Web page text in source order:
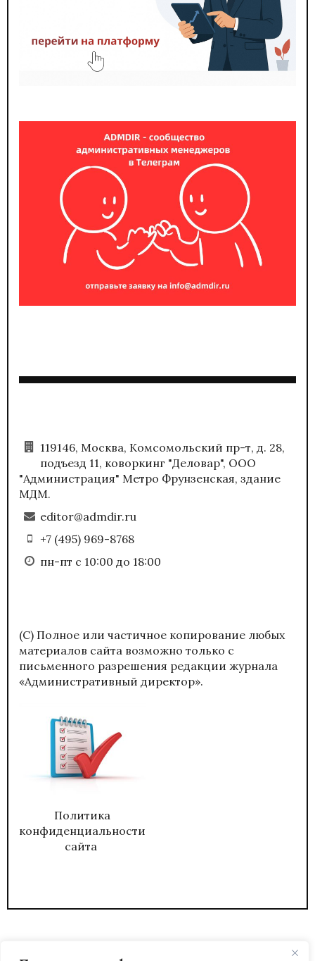
119146, Москва, Комсомольский пр-т, д. 28,
подъезд 11, коворкинг "Деловар", ООО
"Администрация" Метро Фрунзенская, здание
МДМ.
editor@admdir.ru
+7 (495) 969-8768
пн-пт с 10:00 до 18:00
(С) Полное или частичное копирование любых
материалов сайта возможно только с
письменного разрешения редакции журнала
«Административный директор».
Политика
конфиденциальности
сайта